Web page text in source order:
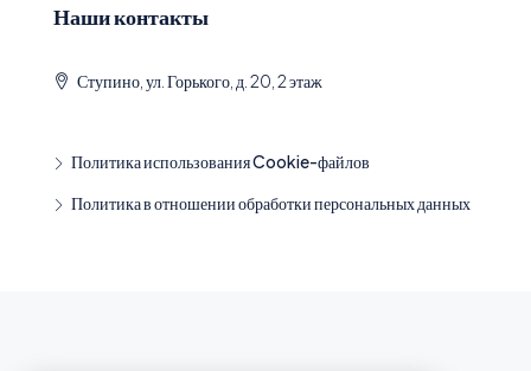
Наши контакты
Ступино, ул. Горького, д. 20, 2 этаж
Политика использования Cookie-файлов
Политика в отношении обработки персональных данных